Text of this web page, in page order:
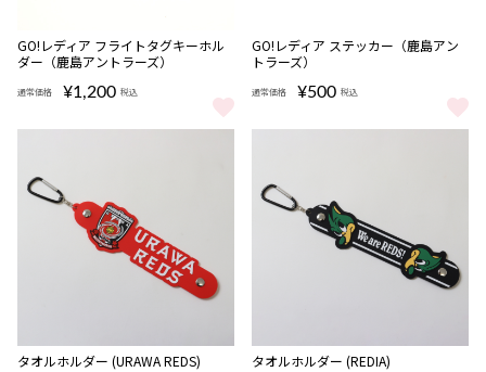
GO!レディア フライトタグキーホル
ダー（鹿島アントラーズ）
通常価格 ¥1,200 税込
GO!レディア フライトタグキーホルダー（鹿島アントラーズ） をも
GO!レディア ステッカー（鹿島アン
トラーズ）
通常価格 ¥500 税込
GO!レディア ステッカー（鹿島
タオルホルダー (URAWA REDS) タオルホルダー (REDIA)